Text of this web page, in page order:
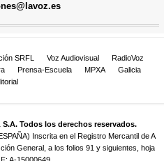
SRFL Voz Audiovisual
RadioVoz
Prensa-Escuela MPXA
Galicia
Todos los derechos reservados.
Inscrita en el Registro Mercantil de A
General, a los folios 91 y siguientes, hoja